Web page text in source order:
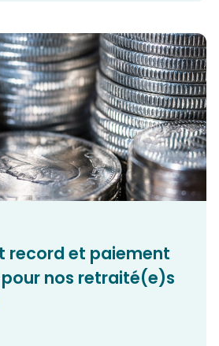
record et paiement
nos retraité(e)s